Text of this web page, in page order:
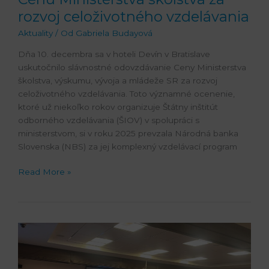
rozvoj celoživotného vzdelávania
Aktuality / Od Gabriela Budayová
Dňa 10. decembra sa v hoteli Devín v Bratislave
uskutočnilo slávnostné odovzdávanie Ceny Ministerstva
školstva, výskumu, vývoja a mládeže SR za rozvoj
celoživotného vzdelávania. Toto významné ocenenie,
ktoré už niekoľko rokov organizuje Štátny inštitút
odborného vzdelávania (ŠIOV) v spolupráci s
ministerstvom, si v roku 2025 prevzala Národná banka
Slovenska (NBS) za jej komplexný vzdelávací program
Read More »
Konferencia
Spoločne